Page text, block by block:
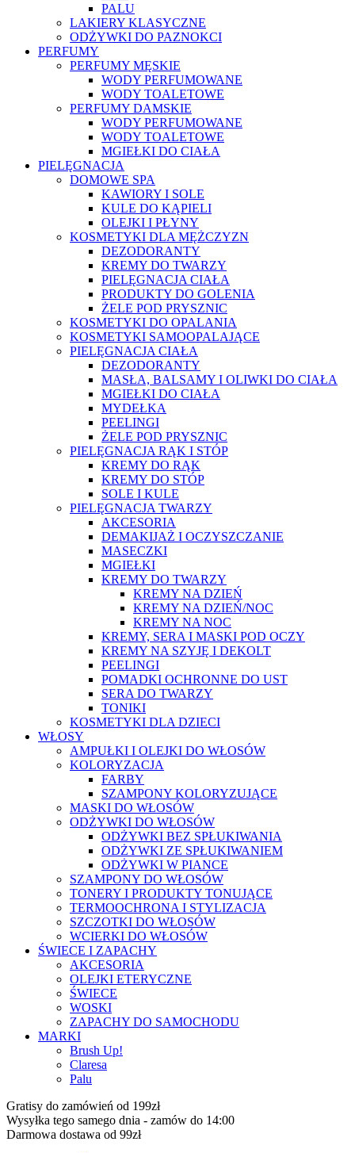
PALU
LAKIERY KLASYCZNE
ODŻYWKI DO PAZNOKCI
PERFUMY
PERFUMY MĘSKIE
WODY PERFUMOWANE
WODY TOALETOWE
PERFUMY DAMSKIE
WODY PERFUMOWANE
WODY TOALETOWE
MGIEŁKI DO CIAŁA
PIELĘGNACJA
DOMOWE SPA
KAWIORY I SOLE
KULE DO KĄPIELI
OLEJKI I PŁYNY
KOSMETYKI DLA MĘŻCZYZN
DEZODORANTY
KREMY DO TWARZY
PIELĘGNACJA CIAŁA
PRODUKTY DO GOLENIA
ŻELE POD PRYSZNIC
KOSMETYKI DO OPALANIA
KOSMETYKI SAMOOPALAJĄCE
PIELĘGNACJA CIAŁA
DEZODORANTY
MASŁA, BALSAMY I OLIWKI DO CIAŁA
MGIEŁKI DO CIAŁA
MYDEŁKA
PEELINGI
ŻELE POD PRYSZNIC
PIELĘGNACJA RĄK I STÓP
KREMY DO RĄK
KREMY DO STÓP
SOLE I KULE
PIELĘGNACJA TWARZY
AKCESORIA
DEMAKIJAŻ I OCZYSZCZANIE
MASECZKI
MGIEŁKI
KREMY DO TWARZY
KREMY NA DZIEŃ
KREMY NA DZIEŃ/NOC
KREMY NA NOC
KREMY, SERA I MASKI POD OCZY
KREMY NA SZYJĘ I DEKOLT
PEELINGI
POMADKI OCHRONNE DO UST
SERA DO TWARZY
TONIKI
KOSMETYKI DLA DZIECI
WŁOSY
AMPUŁKI I OLEJKI DO WŁOSÓW
KOLORYZACJA
FARBY
SZAMPONY KOLORYZUJĄCE
MASKI DO WŁOSÓW
ODŻYWKI DO WŁOSÓW
ODŻYWKI BEZ SPŁUKIWANIA
ODŻYWKI ZE SPŁUKIWANIEM
ODŻYWKI W PIANCE
SZAMPONY DO WŁOSÓW
TONERY I PRODUKTY TONUJĄCE
TERMOOCHRONA I STYLIZACJA
SZCZOTKI DO WŁOSÓW
WCIERKI DO WŁOSÓW
ŚWIECE I ZAPACHY
AKCESORIA
OLEJKI ETERYCZNE
ŚWIECE
WOSKI
ZAPACHY DO SAMOCHODU
MARKI
Brush Up!
Claresa
Palu
Gratisy do zamówień od 199zł
Wysyłka tego samego dnia - zamów do 14:00
Darmowa dostawa od 99zł